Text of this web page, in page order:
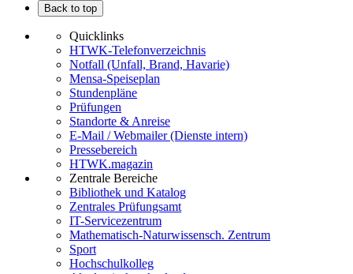
Back to top
Quicklinks
HTWK-Telefonverzeichnis
Notfall (Unfall, Brand, Havarie)
Mensa-Speiseplan
Stundenpläne
Prüfungen
Standorte & Anreise
E-Mail / Webmailer (Dienste intern)
Pressebereich
HTWK.magazin
Zentrale Bereiche
Bibliothek und Katalog
Zentrales Prüfungsamt
IT-Servicezentrum
Mathematisch-Naturwissensch. Zentrum
Sport
Hochschulkolleg